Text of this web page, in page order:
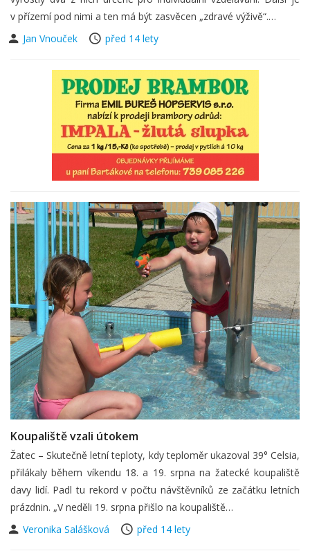
v přízemí pod nimi a ten má být zasvěcen „zdravé výživě“.…
Jan Vnouček
před 14 lety
Koupaliště vzali útokem
Žatec – Skutečně letní teploty, kdy teploměr ukazoval 39° Celsia,
přilákaly během víkendu 18. a 19. srpna na žatecké koupaliště
davy lidí. Padl tu rekord v počtu návštěvníků ze začátku letních
prázdnin. „V neděli 19. srpna přišlo na koupaliště…
Veronika Salášková
před 14 lety